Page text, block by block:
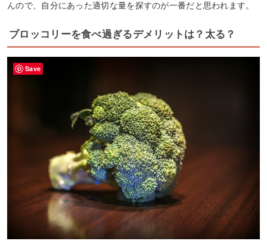
んので、自分にあった適切な量を探すのが一番だと思われます。
ブロッコリーを食べ過ぎるデメリットは？太る？
Save